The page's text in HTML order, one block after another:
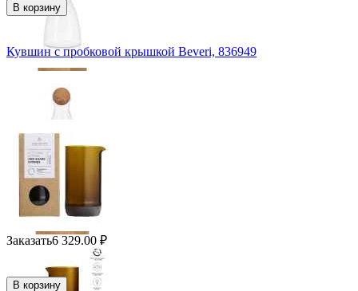
В корзину
Кувшин с пробковой крышкой Beveri, 836949
Заказать6 329.00 ₽
В корзину